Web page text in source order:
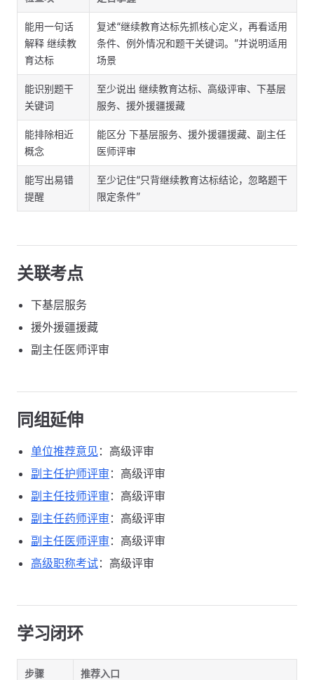
能用一句话
解释 继续教
育达标
复述“继续教育达标先抓核心定义，再看适用
条件、例外情况和题干关键词。”并说明适用
场景
能识别题干
关键词
至少说出 继续教育达标、高级评审、下基层
服务、援外援疆援藏
能排除相近
概念
能区分 下基层服务、援外援疆援藏、副主任
医师评审
能写出易错
提醒
至少记住“只背继续教育达标结论，忽略题干
限定条件”
关联考点
下基层服务
援外援疆援藏
副主任医师评审
同组延伸
单位推荐意见 ：高级评审
副主任护师评审 ：高级评审
副主任技师评审 ：高级评审
副主任药师评审 ：高级评审
副主任医师评审 ：高级评审
高级职称考试：高级评审
学习闭环
步骤 推荐入口